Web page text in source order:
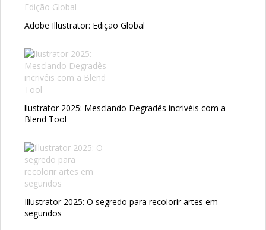
Adobe Illustrator: Edição Global
llustrator 2025: Mesclando Degradês incrivéis com a
Blend Tool
Illustrator 2025: O segredo para recolorir artes em
segundos